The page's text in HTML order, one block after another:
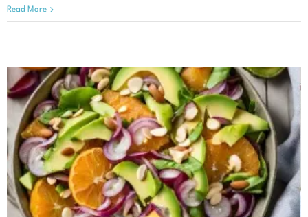
Read More
シトラスアボカドサラダ
クリスマスレシピ レシピ